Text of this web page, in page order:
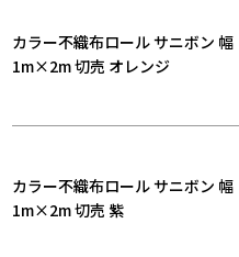
カラー不織布ロール サニボン 幅
1m×2m 切売 オレンジ
カラー不織布ロール サニボン 幅
1m×2m 切売 紫